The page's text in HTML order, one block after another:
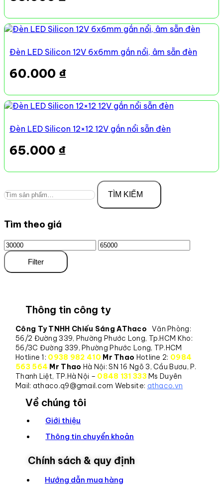
Đèn LED Silicon 12V 6x6mm gắn nổi, âm sẵn đèn
60.000 ₫
Đèn LED Silicon 12×12 12V gắn nổi sẵn đèn
65.000 ₫
TÌM KIẾM
Tìm theo giá
Filter
Thông tin công ty
Công Ty TNHH Chiếu Sáng AThaco
Văn Phòng:
56/2 Đường 339, Phường Phước Long, Tp.HCM Kho:
56/3C Đường 339, Phường Phước Long, TP.HCM
Hotline 1: 0938 982 410 Mr Thao Hotline 2: 0984
563 564 Mr Thao Hà Nội: SN 16 Ngõ 3, Cầu Bươu, P.
Thanh Liệt, TP.Hà Nội – 0848 131 333Ms Duyên
Mail: athaco.q9@gmail.com Website: athaco.vn
Về chúng tôi
Giới thiệu
Thông tin chuyển khoản
Chính sách & quy định
Hướng dẫn mua hàng